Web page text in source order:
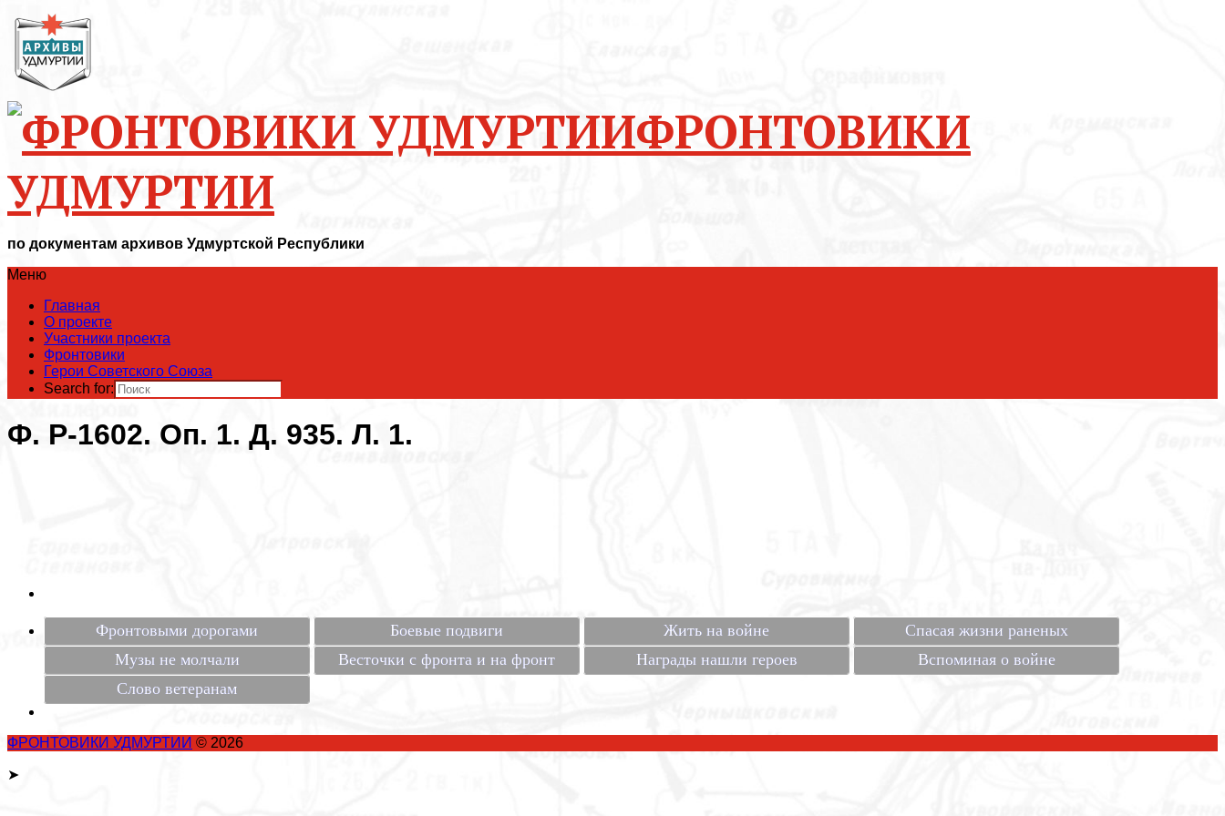
ФРОНТОВИКИ
УДМУРТИИ
по документам архивов Удмуртской Республики
Меню
Главная
О проекте
Участники проекта
Фронтовики
Герои Советского Союза
Search for:
Ф. Р-1602. Оп. 1. Д. 935. Л. 1.
Фронтовыми дорогами Боевые подвиги Жить на войне
Спасая жизни раненых
Музы не молчали
Весточки с фронта и на фронт Награды нашли героев
Вспоминая о войне
Слово ветеранам
ФРОНТОВИКИ УДМУРТИИ © 2026
➤